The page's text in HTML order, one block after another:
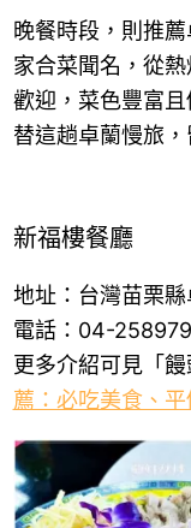
晚餐時段，則推
家合菜聞名，從
歡迎，菜色豐富
替這趟卓蘭慢旅
新福樓餐廳
地址：台灣苗栗
電話：04-
更多介紹可見「饅
薦：必吃美食、平